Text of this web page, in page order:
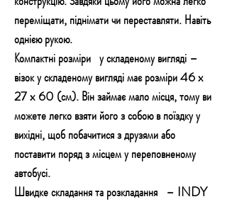
переміщати, піднімати чи переставляти. Навіть
однією рукою.
Компактні розміри у складеному вигляді –
візок у складеному вигляді має розміри 46 x
27 x 60 (см). Він займає мало місця, тому ви
можете легко взяти його з собою в поїздку у
вихідні, щоб побачитися з друзями або
поставити поряд з місцем у переповненому
автобусі.
Швидке складання та розкладання – INDY